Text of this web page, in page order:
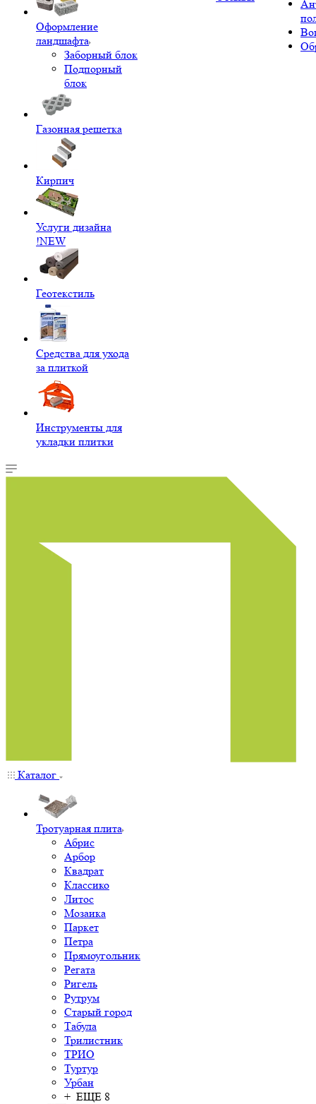
Оформление
ландшафта
Заборный блок
Подпорный
блок
Газонная решетка
Кирпич
Услуги дизайна
!NEW
Геотекстиль
Средства для ухода
за плиткой
Инструменты для
укладки плитки
Каталог
Тротуарная плита
Абрис
Арбор
Квадрат
Классико
Литос
Мозаика
Паркет
Петра
Прямоугольник
Регата
Ригель
Рутрум
Старый город
Табула
Трилистник
ТРИО
Туртур
Урбан
+ ЕЩЕ 8